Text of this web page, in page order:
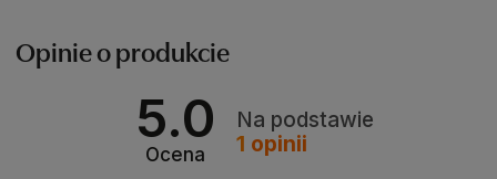
Opinie o produkcie
5.0
Ocena
Na podstawie
1 opinii